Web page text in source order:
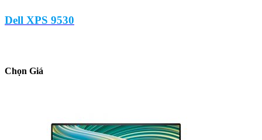
Dell XPS 9530
Chọn Giá